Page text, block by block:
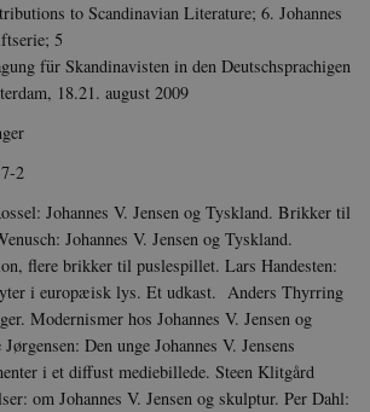
to Scandinavian Literature; 6. Johannes
5
für Skandinavisten in den Deutschsprachigen
18.21. august 2009
2
Johannes V. Jensen og Tyskland. Brikker til
Jo­hannes V. Jensen og Tyskland.
flere brikker til puslespillet. Lars Handesten:
i europæisk lys. Et udkast. Anders Thyrring
Modernismer hos Johannes V. Jensen og
Den unge Johannes V. Jensens
i et diffust medie­billede. Steen Klit­gård
om Johannes V. Jensen og skulp­tur. Per Dahl: